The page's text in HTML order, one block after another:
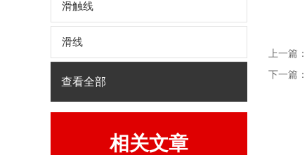
滑触线
滑线
查看全部
相关文章
上一篇：
下一篇：